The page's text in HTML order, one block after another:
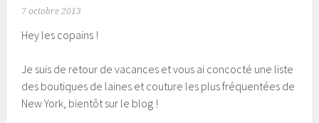
7 octobre 2013
Hey les copains !
Je suis de retour de vacances et vous ai concocté une liste
des boutiques de laines et couture les plus fréquentées de
New York, bientôt sur le blog !